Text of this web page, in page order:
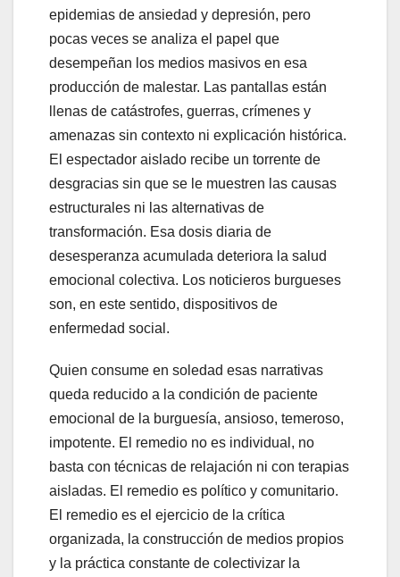
epidemias de ansiedad y depresión, pero
pocas veces se analiza el papel que
desempeñan los medios masivos en esa
producción de malestar. Las pantallas están
llenas de catástrofes, guerras, crímenes y
amenazas sin contexto ni explicación histórica.
El espectador aislado recibe un torrente de
desgracias sin que se le muestren las causas
estructurales ni las alternativas de
transformación. Esa dosis diaria de
desesperanza acumulada deteriora la salud
emocional colectiva. Los noticieros burgueses
son, en este sentido, dispositivos de
enfermedad social.
Quien consume en soledad esas narrativas
queda reducido a la condición de paciente
emocional de la burguesía, ansioso, temeroso,
impotente. El remedio no es individual, no
basta con técnicas de relajación ni con terapias
aisladas. El remedio es político y comunitario.
El remedio es el ejercicio de la crítica
organizada, la construcción de medios propios
y la práctica constante de colectivizar la